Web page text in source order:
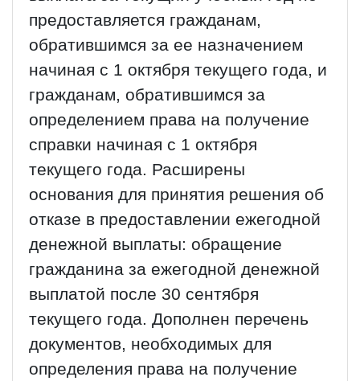
предоставляется гражданам,
обратившимся за ее назначением
начиная с 1 октября текущего года, и
гражданам, обратившимся за
определением права на получение
справки начиная с 1 октября
текущего года. Расширены
основания для принятия решения об
отказе в предоставлении ежегодной
денежной выплаты: обращение
гражданина за ежегодной денежной
выплатой после 30 сентября
текущего года. Дополнен перечень
документов, необходимых для
определения права на получение